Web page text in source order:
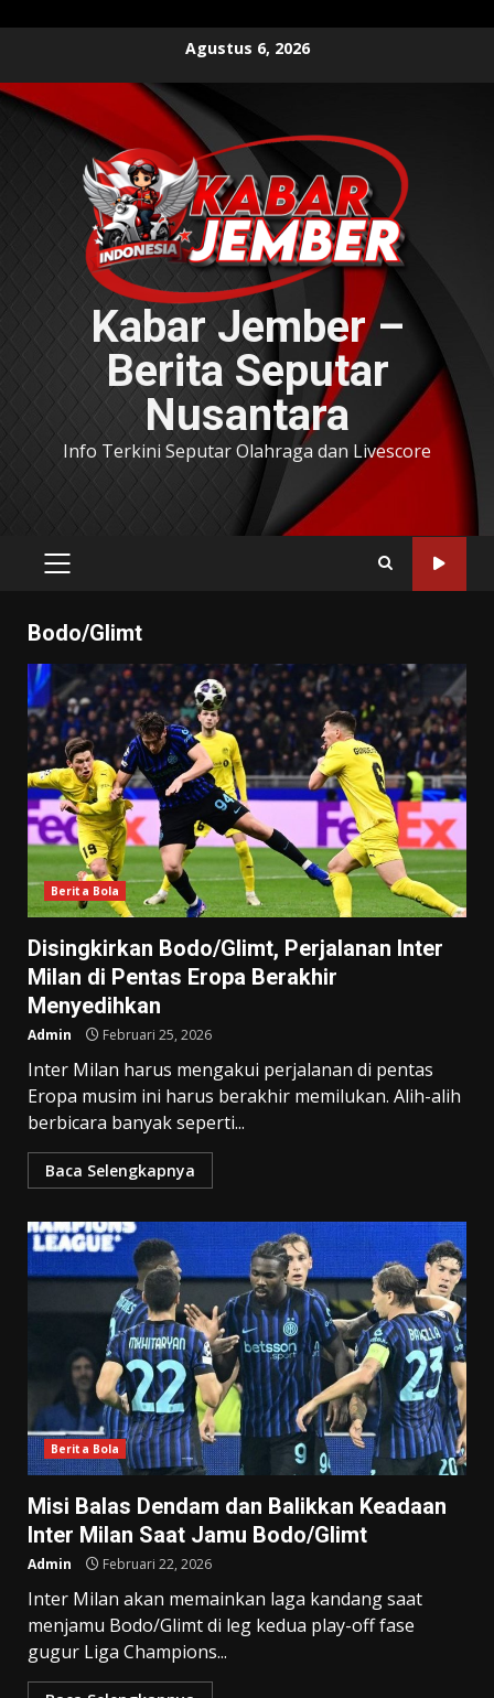
content
Agustus 6, 2026
Kabar Jember –
Berita Seputar
Nusantara
Info Terkini Seputar Olahraga dan Livescore
PRIMARY
Bodo/Glimt
Berita Bola
Disingkirkan Bodo/Glimt, Perjalanan Inter
Milan di Pentas Eropa Berakhir
Menyedihkan
Admin Februari 25, 2026
Inter Milan harus mengakui perjalanan di pentas
Eropa musim ini harus berakhir memilukan. Alih-alih
berbicara banyak seperti...
Baca Selengkapnya
Berita Bola
Misi Balas Dendam dan Balikkan Keadaan
Inter Milan Saat Jamu Bodo/Glimt
Admin Februari 22, 2026
Inter Milan akan memainkan laga kandang saat
menjamu Bodo/Glimt di leg kedua play-off fase
gugur Liga Champions...